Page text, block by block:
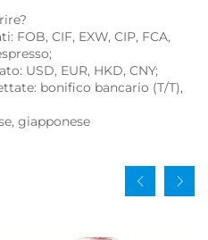
FOB, CIF, EXW, CIP, FCA,
USD, EUR, HKD, CNY;
bonifico bancario (T/T),
giapponese